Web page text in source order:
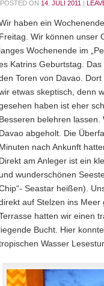
POSTED ON 14. JULI 2011 |
haben ein
Freitag. Wir können unser
langes Wochenende im
Katrins Geburtstag.
Toren von Davao.
etwas skeptisch, denn
haben ist eher
Besseren belehren
Davao abgeholt. Die
Minuten nach Ankunft
Direkt am Anleger ist ein
und wunderschönen
Seastar heißen).
auf Stelzen ins Meer
hatten wir einen
liegende Bucht. Hier
Wasser